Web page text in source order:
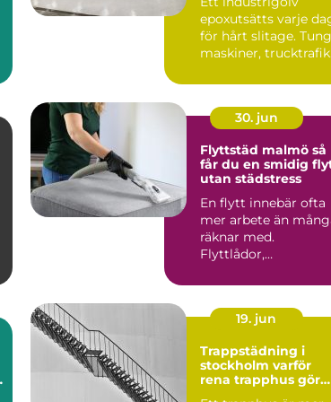
epoxutsätts varje
för hårt slitage.
maskiner,
30. jun
Flyttstäd malmö så
får du en smidig
utan städstress
En flytt innebär ofta
mer arbete än
räknar med.
Flyttlådor,
nyckelkvittning
19. jun
Trappstädning i
stockholm varför
rena trapphus gör